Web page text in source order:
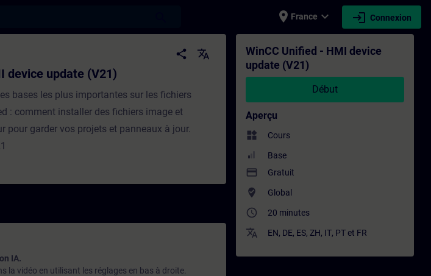
place France expand_more login Connexion
(V21) - Entraînement - Formation - Formation continue |
share translate
device update (V21)
bases les plus importantes sur les fichiers
: comment installer des fichiers image et
pour garder vos projets et panneaux à jour.
IA.
la vidéo en utilisant les réglages en bas à droite.
WinCC Unified - HMI device
update (V21)
Début
Aperçu
widgets Cours
Base
payment Gratuit
where_to_vote Global
access_time 20 minutes
translate EN, DE, ES, ZH, IT, PT et FR